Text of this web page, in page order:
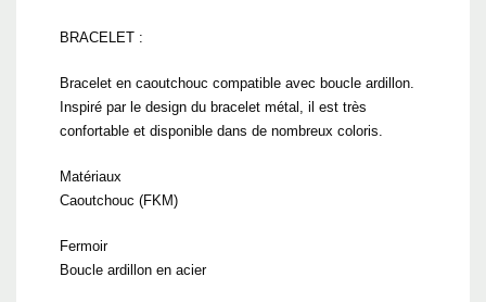
BRACELET :
Bracelet en caoutchouc compatible avec boucle ardillon.
Inspiré par le design du bracelet métal, il est très
confortable et disponible dans de nombreux coloris.
Matériaux
Caoutchouc (FKM)
Fermoir
Boucle ardillon en acier